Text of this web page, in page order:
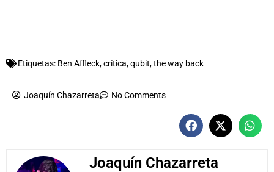
Etiquetas: Ben Affleck,crítica,qubit,the way back
Joaquín Chazarreta No Comments
Joaquín Chazarreta